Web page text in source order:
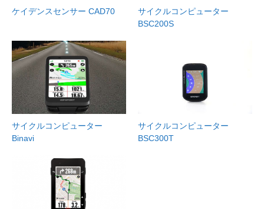
ケイデンスセンサー CAD70
サイクルコンピューター
BSC200S
サイクルコンピューター
Binavi
サイクルコンピューター
BSC300T